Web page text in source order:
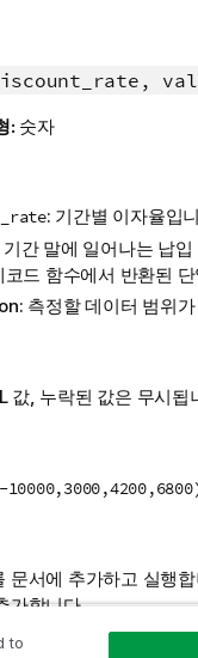
: 숫자
: 기간별 이자율입
기간 말에 일어나는 납
코드 함수에서 반환된
: 측정할 데이터 범위
값, 누락된 값은 무시됩
문서에 추가하고 실행
가합니다.
to